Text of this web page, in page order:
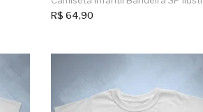
R$ 64,90